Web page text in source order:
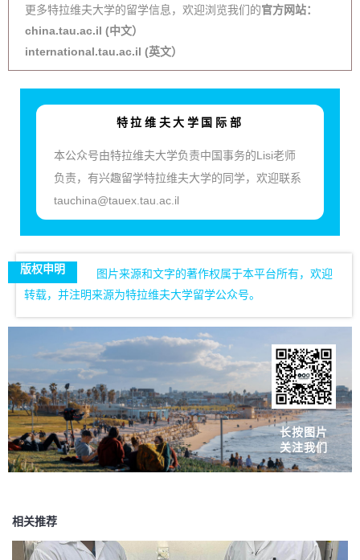
更多特拉维夫大学的留学信息，欢迎浏览我们的官方网站：
china.tau.ac.il (中文）
international.tau.ac.il (英文）
特拉维夫大学国际部
本公众号由特拉维夫大学负责中国事务的Lisi老师
负责，有兴趣留学特拉维夫大学的同学，欢迎联系
tauchina@tauex.tau.ac.il
版权申明
图片来源和文字的著作权属于本平台所有，欢迎
转载，并注明来源为特拉维夫大学留学公众号。
长按图片
关注我们
相关推荐